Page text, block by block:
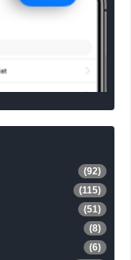
(92)
(115)
(51)
(8)
(6)